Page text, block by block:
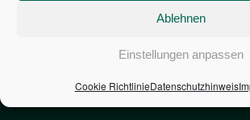
Ablehnen
Einstellungen anpassen
Cookie RichtlinieDatenschutzhinweis
1,601€
PRO SEKUNDE